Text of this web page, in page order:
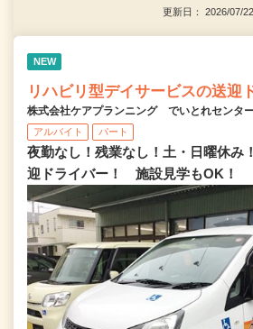
更新日： 2026/07/
NEW
リハビリ型デイサービスの送迎
株式会社ケアプランニング でいとれセンタ
アルバイト パート
夜勤なし！残業なし！土・日曜休み
迎ドライバー！ 施設見学もOK！